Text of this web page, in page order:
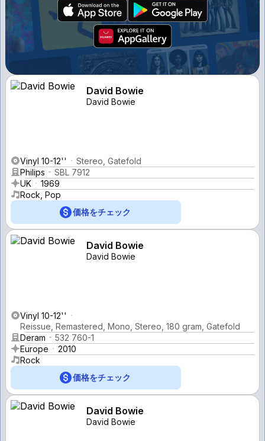
David Bowie
David Bowie
Vinyl 10-12''
Stereo, Gatefold
Philips
SBL 7912
UK
1969
Rock, Pop
価格をチェック
David Bowie
David Bowie
Vinyl 10-12''
Reissue, Remastered, Mono, Stereo, 180 gram, Gatefold
Deram
532 760-1
Europe
2010
Rock
価格をチェック
David Bowie
David Bowie